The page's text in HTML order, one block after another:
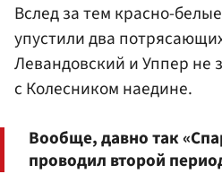
Вслед за тем красно-
упустили два
Левандовский и Уппер не
с Колесником наедине.
Вообще, давно так
проводил второй